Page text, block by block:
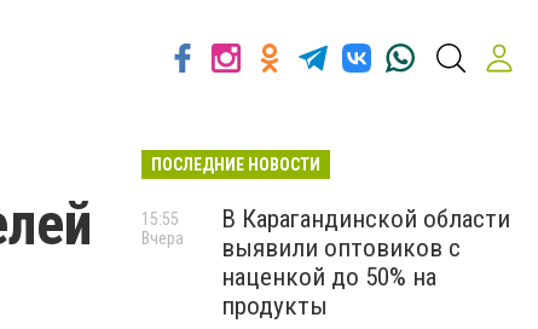
ПОСЛЕДНИЕ НОВОСТИ
В Карагандинской области
выявили оптовиков с
наценкой до 50% на
продукты
15:55
Вчера